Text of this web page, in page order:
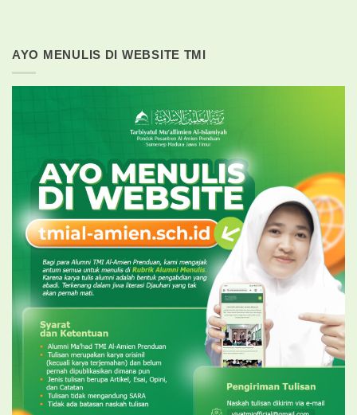
AYO MENULIS DI WEBSITE TMI